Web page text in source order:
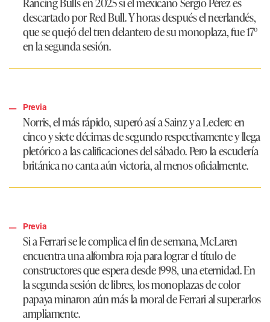
descartado por Red Bull. Y horas después el neerlandés,
que se quejó del tren delantero de su monoplaza, fue 17º
en la segunda sesión.
Previa
Norris, el más rápido, superó así a Sainz y a Leclerc en
cinco y siete décimas de segundo respectivamente y llega
pletórico a las calificaciones del sábado. Pero la escudería
británica no canta aún victoria, al menos oficialmente.
Previa
Si a Ferrari se le complica el fin de semana, McLaren
encuentra una alfombra roja para lograr el título de
constructores que espera desde 1998, una eternidad. En
la segunda sesión de libres, los monoplazas de color
papaya minaron aún más la moral de Ferrari al superarlos
ampliamente.